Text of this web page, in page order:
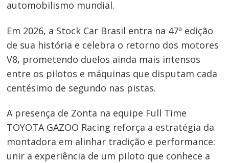
automobilismo mundial.
Em 2026, a Stock Car Brasil entra na 47ª edição
de sua história e celebra o retorno dos motores
V8, prometendo duelos ainda mais intensos
entre os pilotos e máquinas que disputam cada
centésimo de segundo nas pistas.
A presença de Zonta na equipe Full Time
TOYOTA GAZOO Racing reforça a estratégia da
montadora em alinhar tradição e performance:
unir a experiência de um piloto que conhece a
Navegação
de
Post